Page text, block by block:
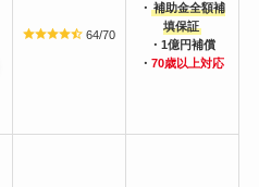
64/70
・ 補助金全額補
填保証
・1億円補償
・70歳以上対応